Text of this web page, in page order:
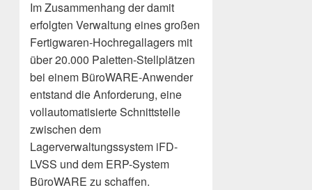
Im Zusammenhang der damit
erfolgten Verwaltung eines großen
Fertigwaren-Hochregallagers mit
über 20.000 Paletten-Stellplätzen
bei einem BüroWARE-Anwender
entstand die Anforderung, eine
vollautomatisierte Schnittstelle
zwischen dem
Lagerverwaltungssystem iFD-
LVSS und dem ERP-System
BüroWARE zu schaffen.